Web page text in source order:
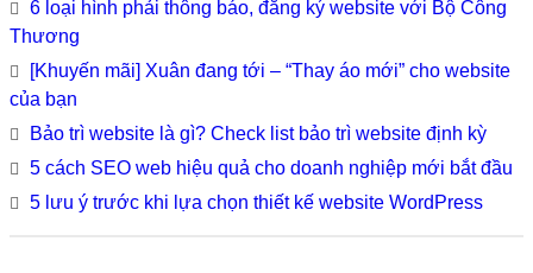
6 loại hình phải thông báo, đăng ký website với Bộ Công
Thương
[Khuyến mãi] Xuân đang tới – “Thay áo mới” cho website
của bạn
Bảo trì website là gì? Check list bảo trì website định kỳ
5 cách SEO web hiệu quả cho doanh nghiệp mới bắt đầu
5 lưu ý trước khi lựa chọn thiết kế website WordPress